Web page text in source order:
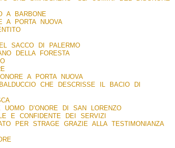
A BARBONE
A PORTA NUOVA
SACCO DI PALERMO
DELLA FORESTA
A PORTA NUOVA
CHE DESCRISSE IL BACIO DI
D’ONORE DI SAN LORENZO
E CONFIDENTE DEI SERVIZI
PER STRAGE GRAZIE ALLA TESTIMONIANZA